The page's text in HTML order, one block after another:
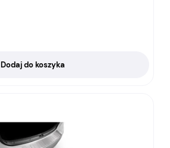
Dodaj do koszyka